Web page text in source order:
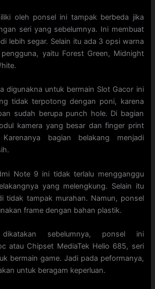
oleh ponsel ini tampak berbeda jika
seri yang sebelumnya. Ini membuat
lebih segar. Selain itu ada 3 opsi warna
yaitu Forest Green, Midnight
digunakna untuk bermain Slot Gacor ini
tidak terpotong dengan poni, karena
sudah berupa punch hole. Di bagian
kamera yang besar dan finger print
bagian belakang menjadi
Note 9 ini tidak terlalu mengganggu
yang melengkung. Selain itu
tidak tampak murahan. Namun, ponsel
frame dengan bahan plastik.
sebelumnya, ponsel ini
atau Chipset MediaTek Helio 685, seri
bermain game. Jadi pada peformanya,
untuk beragam keperluan.